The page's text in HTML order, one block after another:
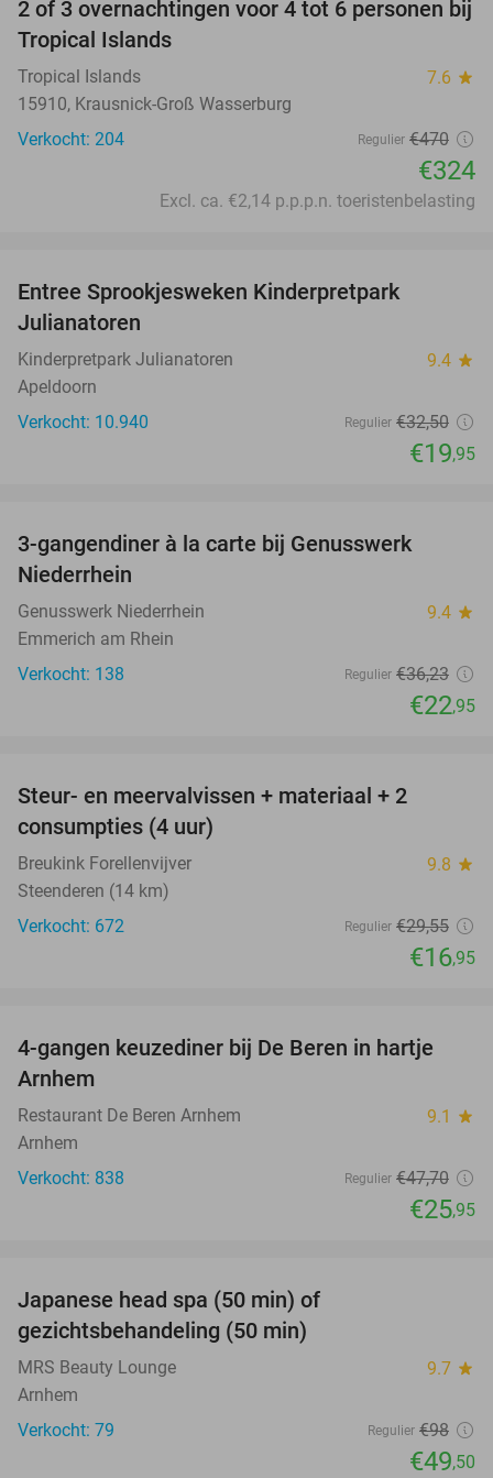
31%
2 of 3 overnachtingen voor 4 tot 6 personen bij
Tropical Islands
Tropical Islands 7.6 star
15910, Krausnick-Groß Wasserburg
Verkocht: 204
Regulier €470
€324
Excl. ca. €2,14 p.p.p.n. toeristenbelasting
Entree Sprookjesweken Kinderpretpark
Julianatoren
Kinderpretpark Julianatoren 9.4 star
Apeldoorn
Verkocht: 10.940
Regulier €32,50
€19,95
3-gangendiner à la carte bij Genusswerk
Niederrhein
Genusswerk Niederrhein 9.4 star
Emmerich am Rhein
Verkocht: 138
Regulier €36,23
€22,95
Steur- en meervalvissen + materiaal + 2
consumpties (4 uur)
Breukink Forellenvijver 9.8 star
Steenderen (14 km)
Verkocht: 672
Regulier €29,55
€16,95
46%
4-gangen keuzediner bij De Beren in hartje
Arnhem
Restaurant De Beren Arnhem 9.1 star
Arnhem
Verkocht: 838
Regulier €47,70
€25,95
Japanese head spa (50 min) of
gezichtsbehandeling (50 min)
MRS Beauty Lounge 9.7 star
Arnhem
Verkocht: 79
Regulier €98
€49,50